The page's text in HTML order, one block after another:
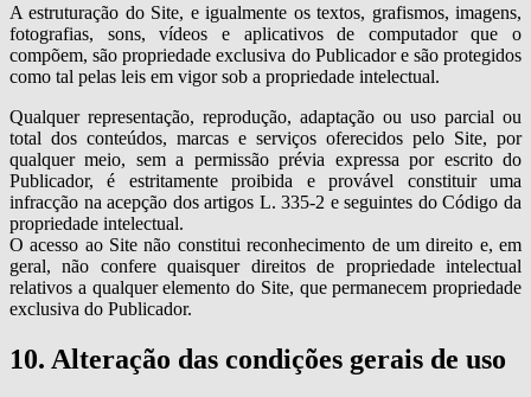
A estruturação do Site, e igualmente os textos, grafismos, imagens,
fotografias, sons, vídeos e aplicativos de computador que o
compõem, são propriedade exclusiva do Publicador e são protegidos
como tal pelas leis em vigor sob a propriedade intelectual.
Qualquer representação, reprodução, adaptação ou uso parcial ou
total dos conteúdos, marcas e serviços oferecidos pelo Site, por
qualquer meio, sem a permissão prévia expressa por escrito do
Publicador, é estritamente proibida e provável constituir uma
infracção na acepção dos artigos L. 335-2 e seguintes do Código da
propriedade intelectual.
O acesso ao Site não constitui reconhecimento de um direito e, em
geral, não confere quaisquer direitos de propriedade intelectual
relativos a qualquer elemento do Site, que permanecem propriedade
exclusiva do Publicador.
10. Alteração das condições gerais de uso